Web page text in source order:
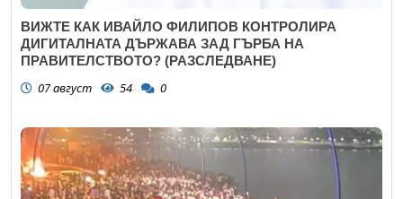
ВИЖТЕ КАК ИВАЙЛО ФИЛИПОВ КОНТРОЛИРА
ДИГИТАЛНАТА ДЪРЖАВА ЗАД ГЪРБА НА
ПРАВИТЕЛСТВОТО? (РАЗСЛЕДВАНЕ)
07 август 54 0